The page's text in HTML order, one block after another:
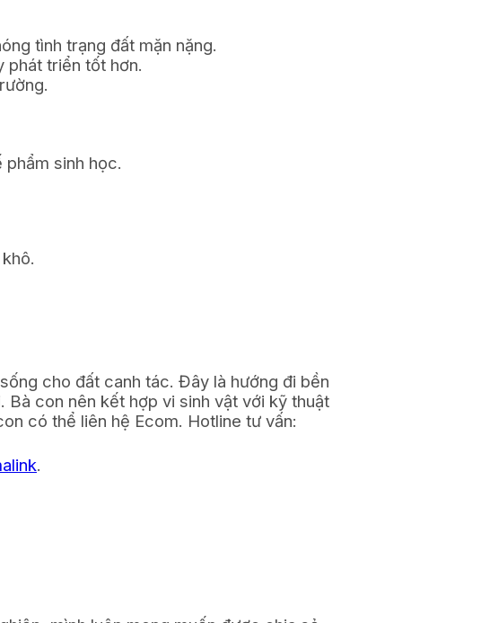
tình trạng đất mặn nặng.
phát triển tốt hơn.
sinh học.
cho đất canh tác. Đây là hướng đi bền
Bà con nên kết hợp vi sinh vật với kỹ thuật
có thể liên hệ Ecom. Hotline tư vấn:
.